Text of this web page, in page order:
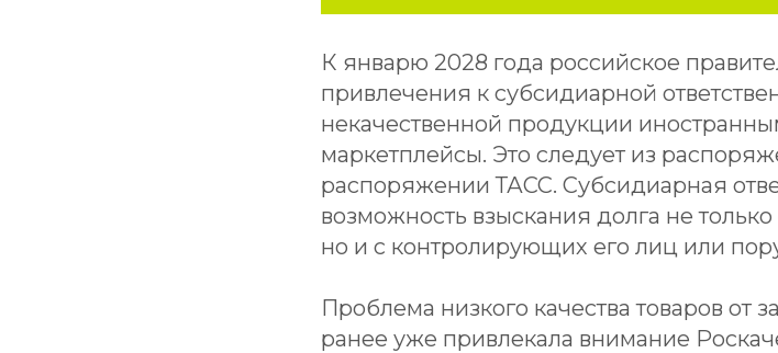
К январю 2028 года российское
привлечения к субсидиарной
некачественной продукции
маркетплейсы. Это следует из
распоряжении ТАСС. Субсидиарная
возможность взыскания долга не
но и с контролирующих его лиц или
Проблема низкого качества товаров от
ранее уже привлекала внимание